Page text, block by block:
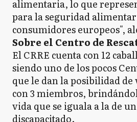
alimentaria, lo que
para la seguridad
consumidores europeos",
Sobre el Centro de
El CRRE cuenta con 12
siendo uno de los pocos
que le dan la posibilidad
con 3 miembros,
vida que se iguala a la de
discapacitado.